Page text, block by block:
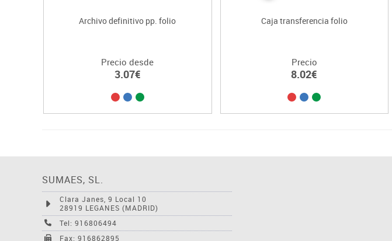
Archivo definitivo pp. folio
Precio desde
3.07€
Caja transferencia folio
Precio
8.02€
SUMAES, SL.
Clara Janes, 9 Local 10
28919 LEGANES (MADRID)
Tel: 916806494
Fax: 916862895